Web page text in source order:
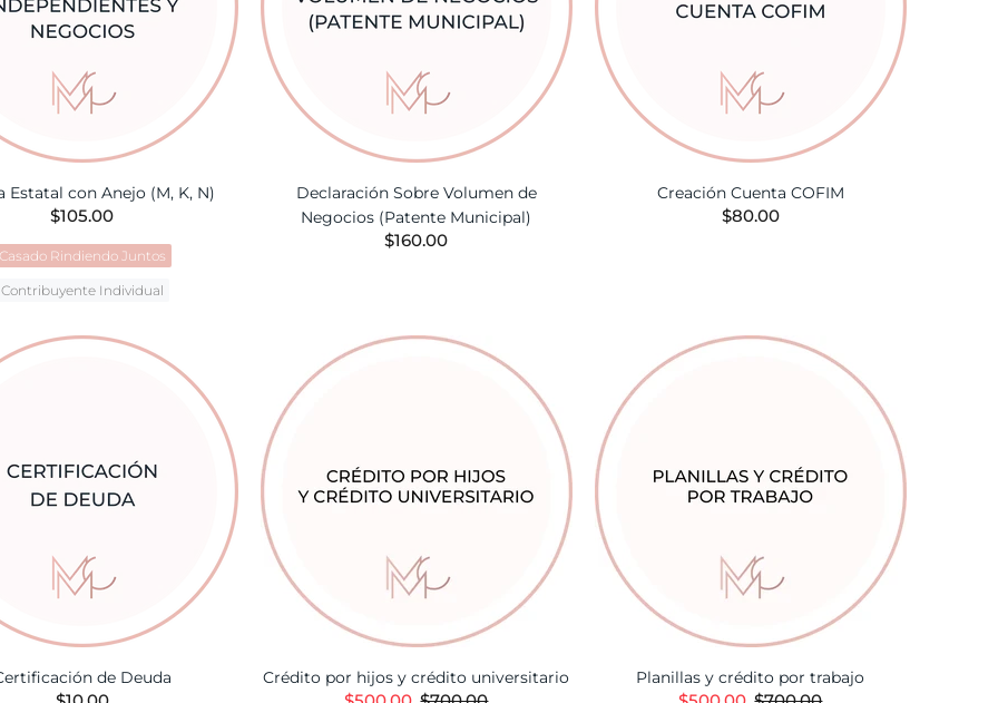
Estatal con Anejo (M, K, N)
$105.00
Rindiendo Juntos
Contribuyente Individual
AÑADIR A LA CESTA
Declaración Sobre Volumen de
Negocios (Patente Municipal)
$160.00
Creación Cuenta COFIM
$80.00
de Deuda Crédito por hijos y crédito universitario Planillas y crédito por trabajo